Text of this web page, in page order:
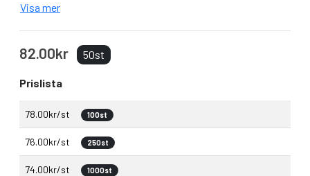
Visa mer
82.00kr 50st
Prislista
78.00kr/st 100st
76.00kr/st 250st
74.00kr/st 1000st